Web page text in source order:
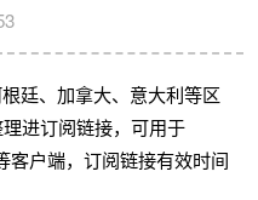
廷、加拿大、意大利等区
进订阅链接，可用于
客户端，订阅链接有效时间